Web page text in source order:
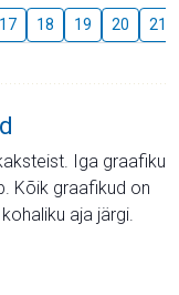
17 18 19 20 21
Iga graafiku
Kõik graafikud on
aja järgi.